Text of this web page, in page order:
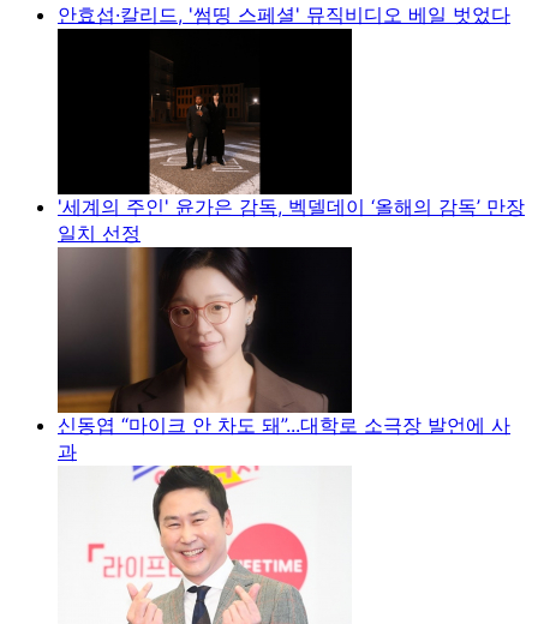
안효섭·칼리드, '썸띵 스페셜' 뮤직비디오 베일 벗었다
'세계의 주인' 윤가은 감독, 벡델데이 ‘올해의 감독’ 만장
일치 선정
신동엽 “마이크 안 차도 돼”...대학로 소극장 발언에 사
과